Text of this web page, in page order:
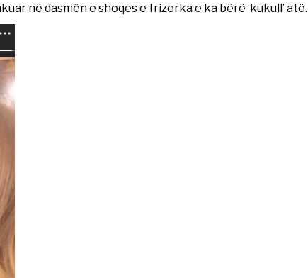
në dasmën e shoqes e frizerka e ka bërë ‘kukull’ atë.